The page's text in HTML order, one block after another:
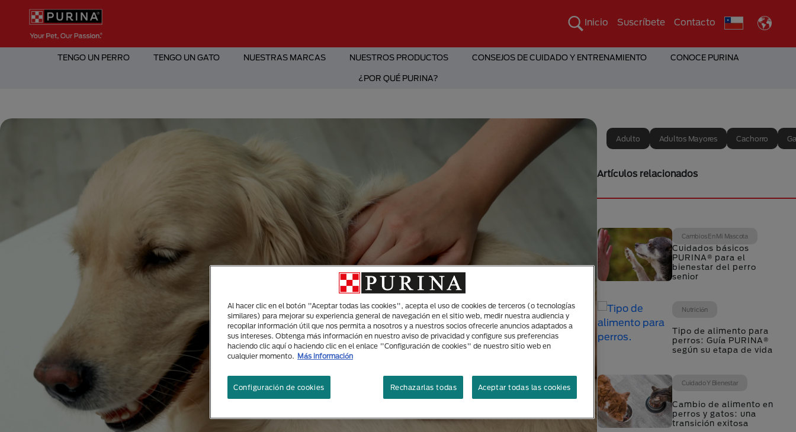
Pasar al contenido principal
Menú Secundario Purina
Inicio Suscríbete Contacto
Menú Principal Purina
TENGO UN PERRO TENGO UN GATO NUESTRAS MARCAS NUESTROS PRODUCTOS CONSEJOS DE CUIDADO Y ENTRENAMIENTO CONOCE PURINA
¿POR QUÉ PURINA?
Adulto Adultos Mayores Cachorro
Artículos relacionados
Cambios En Mi Mascota
Cuidados básicos
PURINA® para el
bienestar del perro
senior
Nutrición
Tipo de alimento para
perros: Guía PURINA®
según su etapa de vida
Cuidado Y Bienestar
Cambio de alimento en
perros y gatos: una
transición exitosa
Al hacer clic en el botón "Aceptar todas las cookies", acepta el uso de cookies de terceros (o tecnologías
similares) para mejorar su experiencia general de navegación en el sitio web, medir nuestra audiencia y
recopilar información útil que nos permita a nosotros y a nuestros socios ofrecerle anuncios adaptados a
sus intereses. Obtenga más información en nuestro aviso de privacidad y configure sus preferencias
haciendo clic aquí o haciendo clic en el enlace "Configuración de cookies" de nuestro sitio web en
cualquier momento. Más información
Rechazarlas todas Aceptar todas las cookies
Configuración de cookies